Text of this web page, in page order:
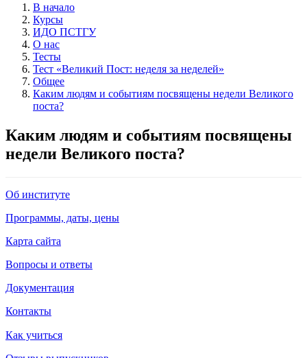
В начало
Курсы
ИДО ПСТГУ
О нас
Тесты
Тест «Великий Пост: неделя за неделей»
Общее
Каким людям и событиям посвящены недели Великого
поста?
Каким людям и событиям посвящены
недели Великого поста?
Об институте
Программы, даты, цены
Карта сайта
Вопросы и ответы
Документация
Контакты
Как учиться